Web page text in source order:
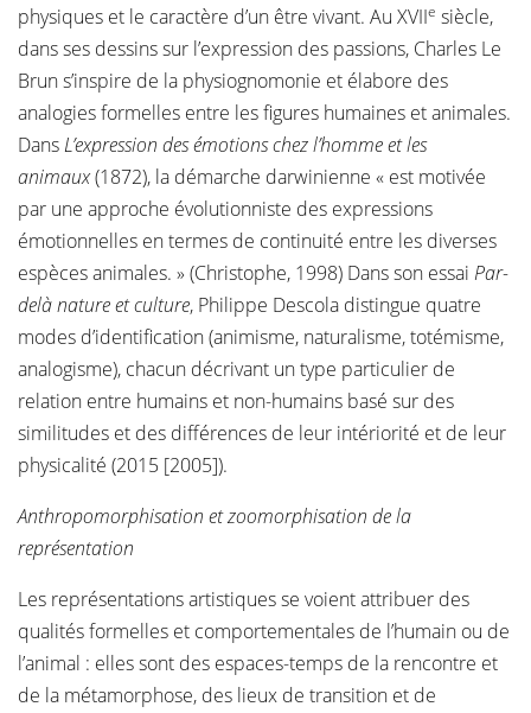
physiques et le caractère d’un être vivant. Au XVIIe siècle,
dans ses dessins sur l’expression des passions, Charles Le
Brun s’inspire de la physiognomonie et élabore des
analogies formelles entre les figures humaines et animales.
DansL’expression des émotions chez l’homme et les
animaux(1872), la démarche darwinienne « est motivée
par une approche évolutionniste des expressions
émotionnelles en termes de continuité entre les diverses
espèces animales. » (Christophe, 1998) Dans son essai Par-
delà nature et culture, Philippe Descola distingue quatre
modes d’identification (animisme, naturalisme, totémisme,
analogisme), chacun décrivant un type particulier de
relation entre humains et non-humains basé sur des
similitudes et des différences de leur intériorité et de leur
physicalité (2015 [2005]).
Anthropomorphisation et zoomorphisation de la
représentation
Les représentations artistiques se voient attribuer des
qualités formelles et comportementales de l’humain ou de
l’animal : elles sont des espaces-temps de la rencontre et
de la métamorphose, des lieux de transition et de